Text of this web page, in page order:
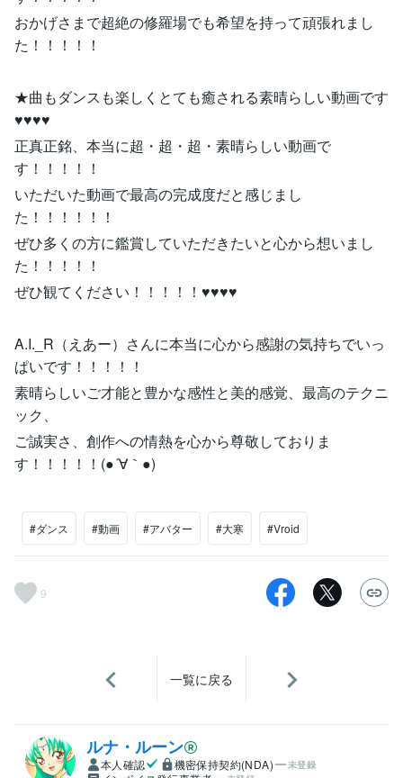
おかげさまで超絶の修羅場でも希望を持って頑張れまし
た！！！！！
★曲もダンスも楽しくとても癒される素晴らしい動画です
♥♥♥♥
正真正銘、本当に超・超・超・素晴らしい動画で
す！！！！！
いただいた動画で最高の完成度だと感じまし
た！！！！！！
ぜひ多くの方に鑑賞していただきたいと心から想いまし
た！！！！！
ぜひ観てください！！！！！♥♥♥♥
A.I._R（えあー）さんに本当に心から感謝の気持ちでいっ
ぱいです！！！！！
素晴らしいご才能と豊かな感性と美的感覚、最高のテクニ
ック、
ご誠実さ、創作への情熱を心から尊敬しておりま
す！！！！！(●´∀｀●)
#ダンス #動画 #アバター #大寒 #Vroid
9
一覧に戻る
ルナ・ルーン
本人確認 機密保持契約(NDA) 未登録